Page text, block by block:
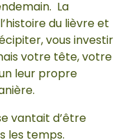
La
du lièvre et
vous investir
votre tête, votre
leur propre
vantait d’être
les temps.